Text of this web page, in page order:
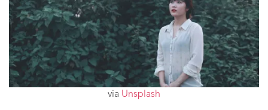
via Unsplash